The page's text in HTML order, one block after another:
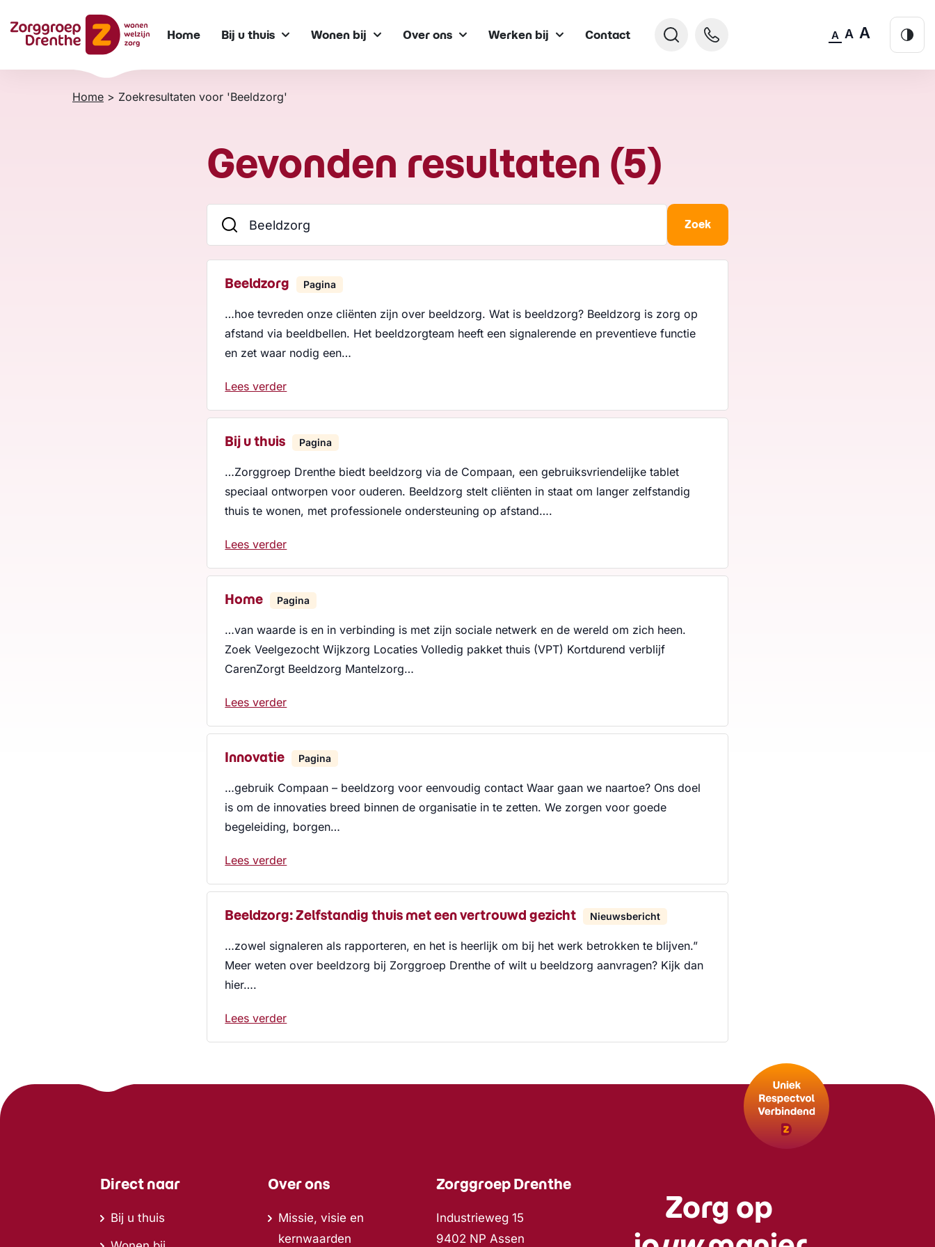
naar
content
Home Bij u thuis Wonen bij Over ons Werken bij Contact A A A
Home > Zoekresultaten voor 'Beeldzorg'
Gevonden resultaten (5)
Zoek
Beeldzorg Pagina
…hoe tevreden onze cliënten zijn over beeldzorg. Wat is beeldzorg? Beeldzorg is zorg op
afstand via beeldbellen. Het beeldzorgteam heeft een signalerende en preventieve functie
en zet waar nodig een…
Lees verder
Bij u thuis Pagina
…Zorggroep Drenthe biedt beeldzorg via de Compaan, een gebruiksvriendelijke tablet
speciaal ontworpen voor ouderen. Beeldzorg stelt cliënten in staat om langer zelfstandig
thuis te wonen, met professionele ondersteuning op afstand….
Lees verder
Home Pagina
…van waarde is en in verbinding is met zijn sociale netwerk en de wereld om zich heen.
Zoek Veelgezocht Wijkzorg Locaties Volledig pakket thuis (VPT) Kortdurend verblijf
CarenZorgt Beeldzorg Mantelzorg…
Lees verder
Innovatie Pagina
…gebruik Compaan – beeldzorg voor eenvoudig contact Waar gaan we naartoe? Ons doel
is om de innovaties breed binnen de organisatie in te zetten. We zorgen voor goede
begeleiding, borgen…
Lees verder
Beeldzorg: Zelfstandig thuis met een vertrouwd gezicht Nieuwsbericht
…zowel signaleren als rapporteren, en het is heerlijk om bij het werk betrokken te blijven.”
Meer weten over beeldzorg bij Zorggroep Drenthe of wilt u beeldzorg aanvragen? Kijk dan
hier….
Lees verder
Direct naar
Bij u thuis
Over ons
Missie, visie en
kernwaarden
Zorggroep Drenthe
Industrieweg 15
9402 NP Assen
Zorg op